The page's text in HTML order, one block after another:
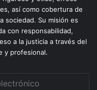
así como cobertura de
sociedad. Su misión es
con responsabilidad,
a la justicia a través del
y profesional.